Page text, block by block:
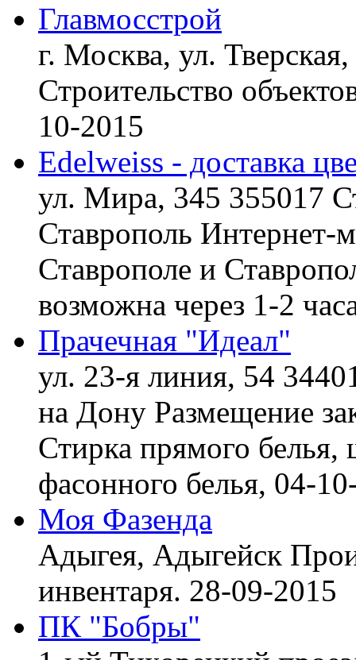
Главмосстрой
г. Москва, ул.
Строительство
10-2015
Edelweiss - доставка
ул. Мира, 345 355017
Ставрополь Интернет-
Ставрополе и
возможна через 1-2
Прачечная "Идеал"
ул. 23-я линия, 54
на Дону Размещение
Стирка прямого
фасонного белья, 04-
Моя Фазенда
Адыгея, Адыгейск
инвентаря. 28-09-2015
ПК "Бобры"